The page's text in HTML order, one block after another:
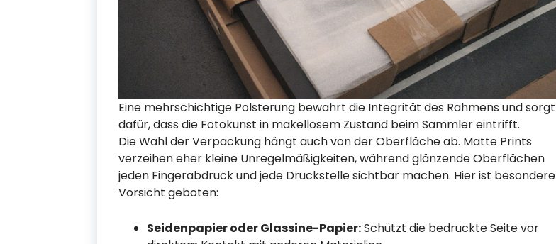
Eine mehrschichtige Polsterung bewahrt die Integrität des Rahmens und sorgt
dafür, dass die Fotokunst in makellosem Zustand beim Sammler eintrifft.
Die Wahl der Verpackung hängt auch von der Oberfläche ab. Matte Prints
verzeihen eher kleine Unregelmäßigkeiten, während glänzende Oberflächen
jeden Fingerabdruck und jede Druckstelle sichtbar machen. Hier ist besondere
Vorsicht geboten:
Seidenpapier oder Glassine-Papier:Schützt die bedruckte Seite vor